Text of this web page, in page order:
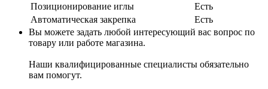
Позиционирование иглы
Есть
Автоматическая закрепка
Есть
Вы можете задать любой интересующий вас вопрос по
товару или работе магазина.
Наши квалифицированные специалисты обязательно
вам помогут.